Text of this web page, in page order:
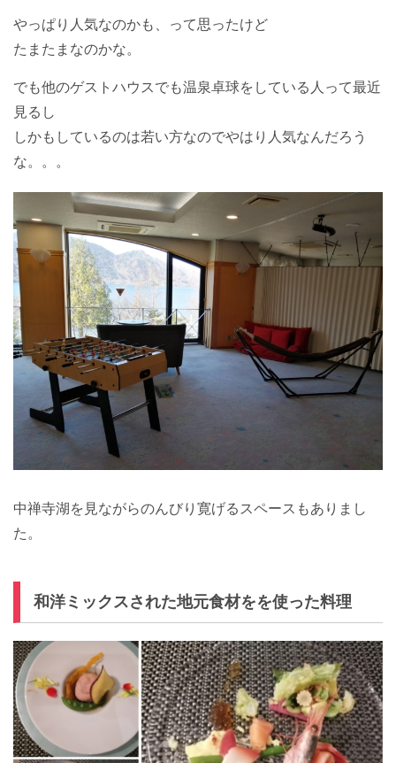
やっぱり人気なのかも、って思ったけど
たまたまなのかな。
でも他のゲストハウスでも温泉卓球をしている人って最近
見るし
しかもしているのは若い方なのでやはり人気なんだろう
な。。。
中禅寺湖を見ながらのんびり寛げるスペースもありまし
た。
和洋ミックスされた地元食材をを使った料理